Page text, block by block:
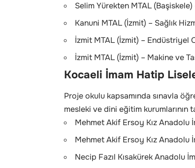
Selim Yürekten MTAL (Başiskele)
Kanuni MTAL (İzmit) – Sağlık
İzmit MTAL (İzmit) –
İzmit MTAL (İzmit) – Makine ve
Kocaeli İmam Hatip
Proje okulu kapsamında sınavla
mesleki ve dini eğitim kurumlarının
Mehmet Akif Ersoy Kız Anadolu
Mehmet Akif Ersoy Kız Anadolu
Necip Fazıl Kısakürek Anadolu